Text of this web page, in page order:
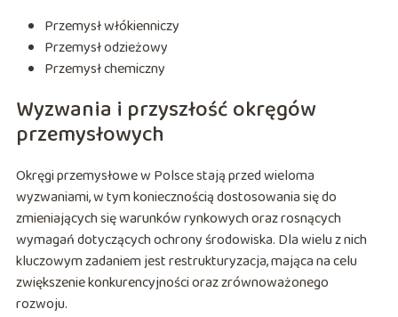
Przemysł włókienniczy
Przemysł odzieżowy
Przemysł chemiczny
Wyzwania i przyszłość okręgów
przemysłowych
Okręgi przemysłowe w Polsce stają przed wieloma
wyzwaniami, w tym koniecznością dostosowania się do
zmieniających się warunków rynkowych oraz rosnących
wymagań dotyczących ochrony środowiska. Dla wielu z nich
kluczowym zadaniem jest restrukturyzacja, mająca na celu
zwiększenie konkurencyjności oraz zrównoważonego
rozwoju.